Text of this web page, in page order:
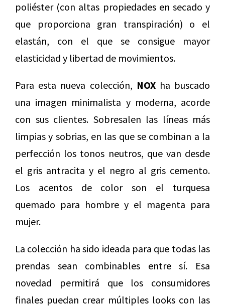
poliéster (con altas propiedades en secado y
que proporciona gran transpiración) o el
elastán, con el que se consigue mayor
elasticidad y libertad de movimientos.
Para esta nueva colección, NOXha buscado
una imagen minimalista y moderna, acorde
con sus clientes. Sobresalen las líneas más
limpias y sobrias, en las que se combinan a la
perfección los tonos neutros, que van desde
el gris antracita y el negro al gris cemento.
Los acentos de color son el turquesa
quemado para hombre y el magenta para
mujer.
La colección ha sido ideada para que todas las
prendas sean combinables entre sí. Esa
novedad permitirá que los consumidores
finales puedan crear múltiples looks con las